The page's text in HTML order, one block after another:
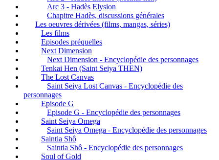
Arc 3 - Hadès Elysion
Chapitre Hadès, discussions générales
Les oeuvres dérivées (films, mangas, séries)
Les films
Episodes préquelles
Next Dimension
Next Dimension - Encyclopédie des personnages
Tenkai Hen (Saint Seiya THEN)
The Lost Canvas
Saint Seiya Lost Canvas - Encyclopédie des
personnages
Episode G
Episode G - Encyclopédie des personnages
Saint Seiya Omega
Saint Seiya Omega - Encyclopédie des personnages
Saintia Shô
Saintia Shô - Encyclopédie des personnages
Soul of Gold